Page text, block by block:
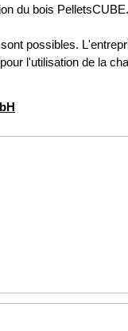
du bois PelletsCUBE.
possibles.
l'utilisation de la